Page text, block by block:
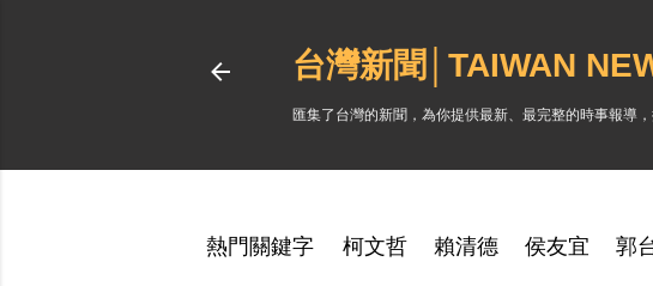
台灣新聞│TAIWAN
匯集了台灣的新聞，為你提供最新、最完整的時事報導，
熱門關鍵字 柯文哲 賴清德 侯友宜 郭